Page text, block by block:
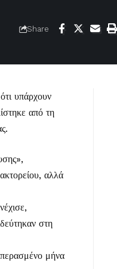
Share
υπάρχουν
από τη
αλλά
στη
περασμένο μήνα